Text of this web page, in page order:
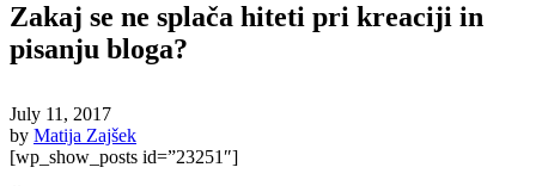
Zakaj se ne splača hiteti pri kreaciji in
pisanju bloga?
July 11, 2017
by Matija Zajšek
[wp_show_posts id=”23251″]